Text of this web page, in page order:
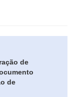
de
de